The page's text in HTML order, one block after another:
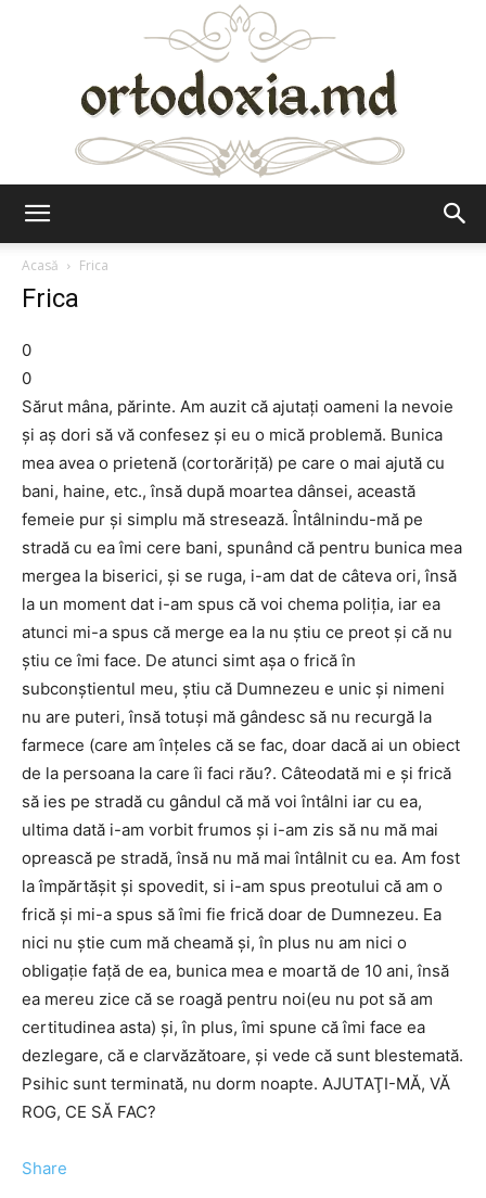
Acasă
Frica
Frica
0
0
Sărut mâna, părinte. Am auzit că ajutaţi oameni la nevoie
şi aş dori să vă confesez şi eu o mică problemă. Bunica
mea avea o prietenă (cortorăriţă) pe care o mai ajută cu
bani, haine, etc., însă după moartea dânsei, această
femeie pur şi simplu mă stresează. Întâlnindu-mă pe
stradă cu ea îmi cere bani, spunând că pentru bunica mea
mergea la biserici, şi se ruga, i-am dat de câteva ori, însă
la un moment dat i-am spus că voi chema poliţia, iar ea
atunci mi-a spus că merge ea la nu ştiu ce preot şi că nu
ştiu ce îmi face. De atunci simt aşa o frică în
subconştientul meu, ştiu că Dumnezeu e unic şi nimeni
nu are puteri, însă totuşi mă gândesc să nu recurgă la
farmece (care am înţeles că se fac, doar dacă ai un obiect
de la persoana la care îi faci rău?. Câteodată mi e şi frică
să ies pe stradă cu gândul că mă voi întâlni iar cu ea,
ultima dată i-am vorbit frumos şi i-am zis să nu mă mai
oprească pe stradă, însă nu mă mai întâlnit cu ea. Am fost
la împărtăşit şi spovedit, si i-am spus preotului că am o
frică şi mi-a spus să îmi fie frică doar de Dumnezeu. Ea
nici nu ştie cum mă cheamă şi, în plus nu am nici o
obligaţie faţă de ea, bunica mea e moartă de 10 ani, însă
ea mereu zice că se roagă pentru noi(eu nu pot să am
certitudinea asta) şi, în plus, îmi spune că îmi face ea
dezlegare, că e clarvăzătoare, şi vede că sunt blestemată.
Psihic sunt terminată, nu dorm noapte. AJUTAŢI-MĂ, VĂ
ROG, CE SĂ FAC?
Share